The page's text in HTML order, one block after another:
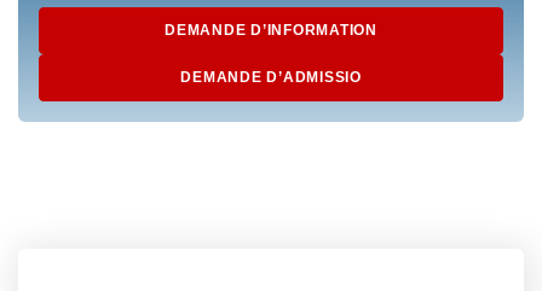
DEMANDE D’INFORMATION
DEMANDE D’ADMISSIO